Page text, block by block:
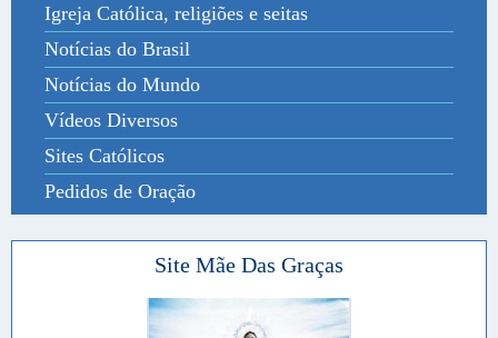
Igreja Católica, religiões e seitas
Notícias do Brasil
Notícias do Mundo
Vídeos Diversos
Sites Católicos
Pedidos de Oração
Site Mãe Das Graças